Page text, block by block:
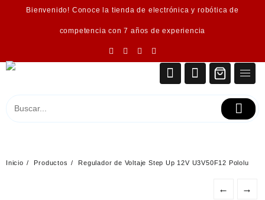
Bienvenido! Conoce la tienda de electrónica y robótica de
competencia con 7 años de experiencia
Inicio Productos Regulador de Voltaje Step Up 12V U3V50F12 Pololu
← →